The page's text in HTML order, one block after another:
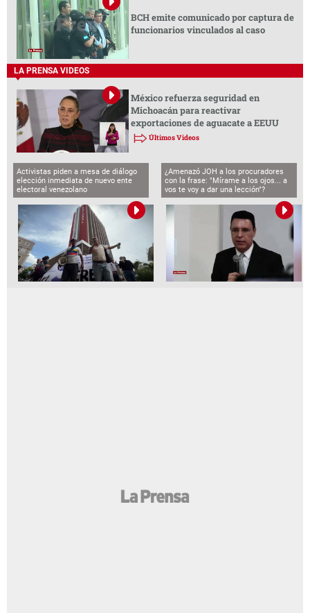
BCH emite comunicado por captura de
funcionarios vinculados al caso
LA PRENSA VIDEOS
México refuerza seguridad en
Michoacán para reactivar
exportaciones de aguacate a EEUU
Últimos Videos
Activistas piden a mesa de diálogo
elección inmediata de nuevo ente
electoral venezolano
¿Amenazó JOH a los procuradores
con la frase: "Mírame a los ojos... a
vos te voy a dar una lección"?